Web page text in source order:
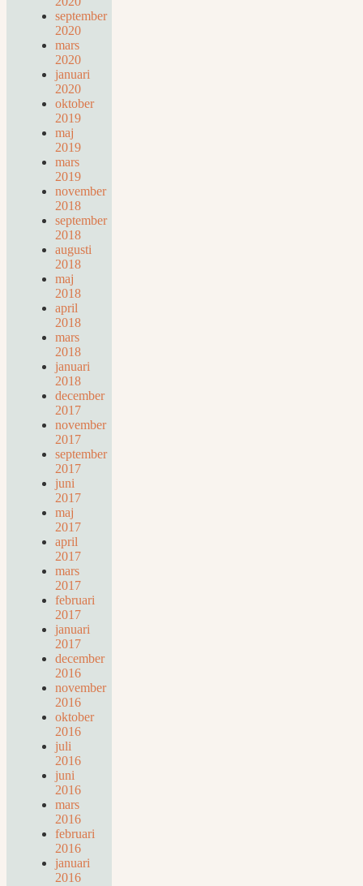
september
2020
mars
2020
januari
2020
oktober
2019
maj
2019
mars
2019
november
2018
september
2018
augusti
2018
maj
2018
april
2018
mars
2018
januari
2018
december
2017
november
2017
september
2017
juni
2017
maj
2017
april
2017
mars
2017
februari
2017
januari
2017
december
2016
november
2016
oktober
2016
juli
2016
juni
2016
mars
2016
februari
2016
januari
2016